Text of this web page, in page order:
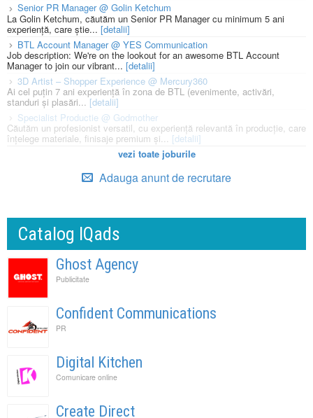
Senior PR Manager @ Golin Ketchum
La Golin Ketchum, căutăm un Senior PR Manager cu minimum 5 ani
experiență, care știe... [detalii]
BTL Account Manager @ YES Communication
Job description: We're on the lookout for an awesome BTL Account
Manager to join our vibrant... [detalii]
3D Artist – Shopper Experience @ Mercury360
Ai cel puțin 7 ani experiență în zona de BTL (evenimente, activări,
standuri și plasări...[detalii]
Specialist Productie @ Godmother
Căutăm un profesionist versatil, cu experiență relevantă în producție, care
înțelege materiale, finisaje premium și... [detalii]
vezi toate joburile
Adauga anunt de recrutare
Catalog IQads
Ghost Agency
Publicitate
Confident Communications
PR
Digital Kitchen
Comunicare online
Create Direct